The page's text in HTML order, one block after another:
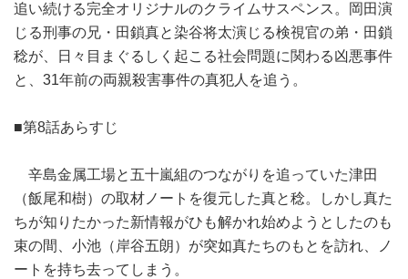
追い続ける完全オリジナルのクライムサスペンス。岡田演
じる刑事の兄・田鎖真と染谷将太演じる検視官の弟・田鎖
稔が、日々目まぐるしく起こる社会問題に関わる凶悪事件
と、31年前の両親殺害事件の真犯人を追う。
■第8話あらすじ
辛島金属工場と五十嵐組のつながりを追っていた津田
（飯尾和樹）の取材ノートを復元した真と稔。しかし真た
ちが知りたかった新情報がひも解かれ始めようとしたのも
束の間、小池（岸谷五朗）が突如真たちのもとを訪れ、ノ
ートを持ち去ってしまう。